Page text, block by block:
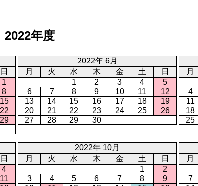
2022年度
日
1
8
15
22
29
2022年 6月
月
火 水 木 金 土
日
1
2 3 4
5
6
7 8 9 10 11
12
13
14 15 16 17 18
19
20
21 22 23 24 25
26
27
28 29 30
月
4
11
18
25
日
4
11
2022年 10月
月
火 水 木 金 土
日
1
2
3
4 5 6 7 8
9
月
7